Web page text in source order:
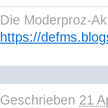
Die Moderproz-
https://
Geschrieben 21